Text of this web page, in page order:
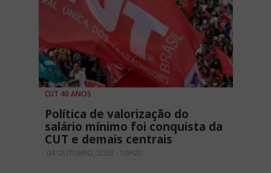
CUT 40 ANOS
Política de valorização do
salário mínimo foi conquista da
CUT e demais centrais
04 OUTUBRO, 2023 - 10H20